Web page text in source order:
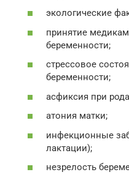
экологические
принятие
беременности;
стрессовое
беременности;
асфиксия при
атония матки;
инфекционные
лактации);
незрелость